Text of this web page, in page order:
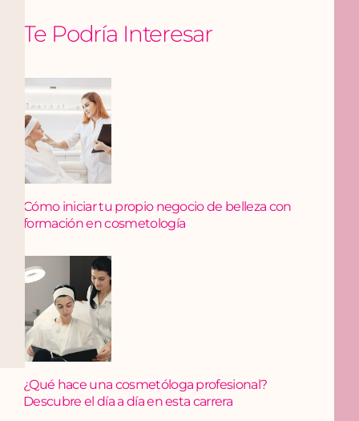
Te Podría Interesar
Cómo iniciar tu propio negocio de belleza con
formación en cosmetología
¿Qué hace una cosmetóloga profesional?
Descubre el día a día en esta carrera